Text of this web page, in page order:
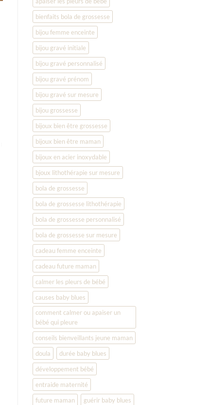
bienfaits bola de grossesse
bijou femme enceinte
bijou gravé initiale
bijou gravé personnalisé
bijou gravé prénom
bijou gravé sur mesure
bijou grossesse
bijoux bien être grossesse
bijoux bien être maman
bijoux en acier inoxydable
bjoux lithothérapie sur mesure
bola de grossesse
bola de grossesse lithothérapie
bola de grossesse personnalisé
bola de grossesse sur mesure
cadeau femme enceinte
cadeau future maman
calmer les pleurs de bébé
causes baby blues
comment calmer ou apaiser un
bébé qui pleure
conseils bienveillants jeune maman
doula
durée baby blues
développement bébé
entraide maternité
future maman
guérir baby blues